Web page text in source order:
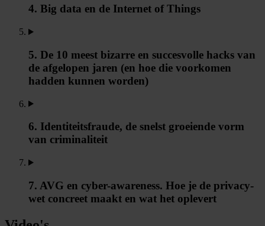
4. Big data en de Internet of Things
5. De 10 meest bizarre en succesvolle hacks van
de afgelopen jaren (en hoe die voorkomen
hadden kunnen worden)
6. Identiteitsfraude, de snelst groeiende vorm
van criminaliteit
7. AVG en cyber-awareness. Hoe je de privacy-
wet concreet maakt en wat het oplevert